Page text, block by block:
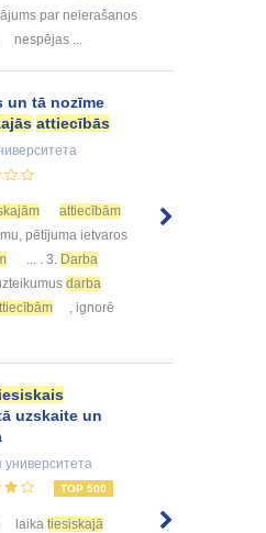
par neierašanos
nespējas ...
un tā nozīme
attiecībās
attiecībām
pētījuma ietvaros
... . 3. Darba
darba
, ignorē
uzskaite un
университета
TOP 500
laika tiesiskajā